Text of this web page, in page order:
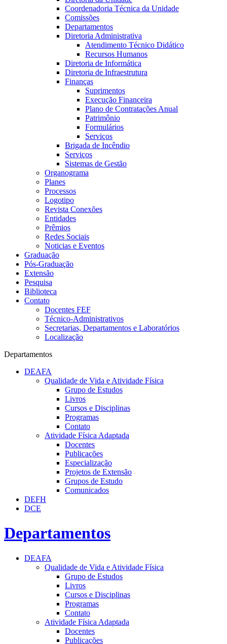
Coordenadoria Técnica da Unidade
Comissões
Departamentos
Diretoria Administrativa
Atendimento Técnico Didático
Recursos Humanos
Diretoria de Informática
Diretoria de Infraestrutura
Finanças
Suprimentos
Execução Financeira
Plano de Contratações Anual
Patrimônio
Formulários
Serviços
Brigada de Incêndio
Serviços
Sistemas de Gestão
Organograma
Planes
Processos
Logotipo
Revista Conexões
Entidades
Prêmios
Redes Sociais
Noticias e Eventos
Graduação
Pós-Graduação
Extensão
Pesquisa
Biblioteca
Contato
Docentes FEF
Técnico-Administrativos
Secretarias, Departamentos e Laboratórios
Localização
Departamentos
DEAFA
Qualidade de Vida e Atividade Física
Grupo de Estudos
Livros
Cursos e Disciplinas
Programas
Contato
Atividade Física Adaptada
Docentes
Publicações
Especialização
Projetos de Extensão
Grupos de Estudo
Comunicados
DEFH
DCE
Departamentos
DEAFA
Qualidade de Vida e Atividade Física
Grupo de Estudos
Livros
Cursos e Disciplinas
Programas
Contato
Atividade Física Adaptada
Docentes
Publicações